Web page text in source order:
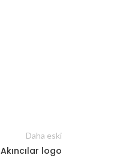
Daha eski
Akıncılar logo